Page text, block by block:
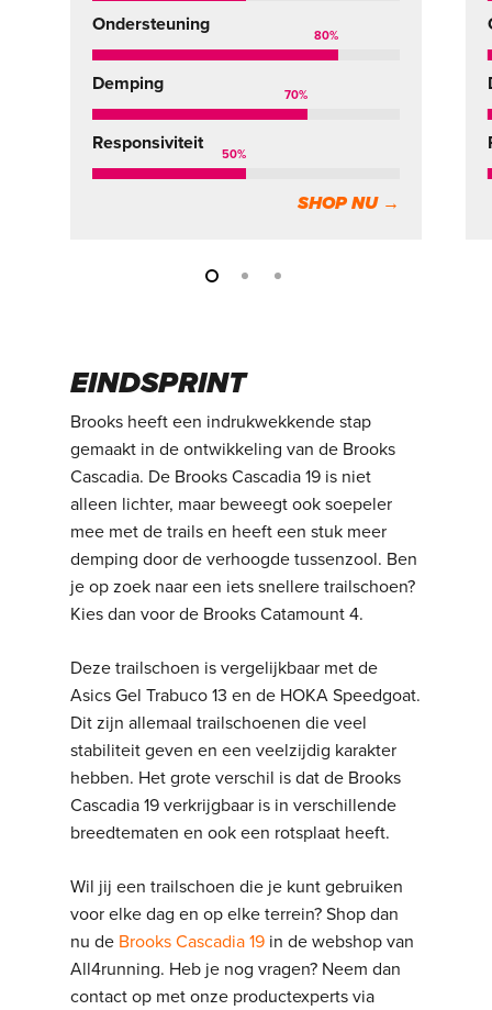
Ondersteuning
80%
Demping
70%
Responsiviteit
50%
SHOP NU →
EINDSPRINT
Brooks heeft een indrukwekkende stap
gemaakt in de ontwikkeling van de Brooks
Cascadia. De Brooks Cascadia 19 is niet
alleen lichter, maar beweegt ook soepeler
mee met de trails en heeft een stuk meer
demping door de verhoogde tussenzool. Ben
je op zoek naar een iets snellere trailschoen?
Kies dan voor de Brooks Catamount 4.
Deze trailschoen is vergelijkbaar met de
Asics Gel Trabuco 13 en de HOKA Speedgoat.
Dit zijn allemaal trailschoenen die veel
stabiliteit geven en een veelzijdig karakter
hebben. Het grote verschil is dat de Brooks
Cascadia 19 verkrijgbaar is in verschillende
breedtematen en ook een rotsplaat heeft.
Wil jij een trailschoen die je kunt gebruiken
voor elke dag en op elke terrein? Shop dan
nu de Brooks Cascadia 19 in de webshop van
All4running. Heb je nog vragen? Neem dan
contact op met onze productexperts via